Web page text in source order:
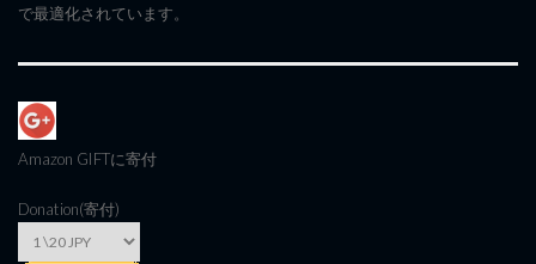
で最適化されています。
Amazon GIFTに寄付
Donation(寄付)